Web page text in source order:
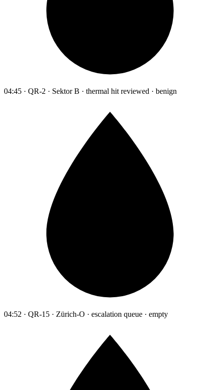
04:45 · QR-2 · Sektor B · thermal hit reviewed · benign
04:52 · QR-15 · Zürich-O · escalation queue · empty